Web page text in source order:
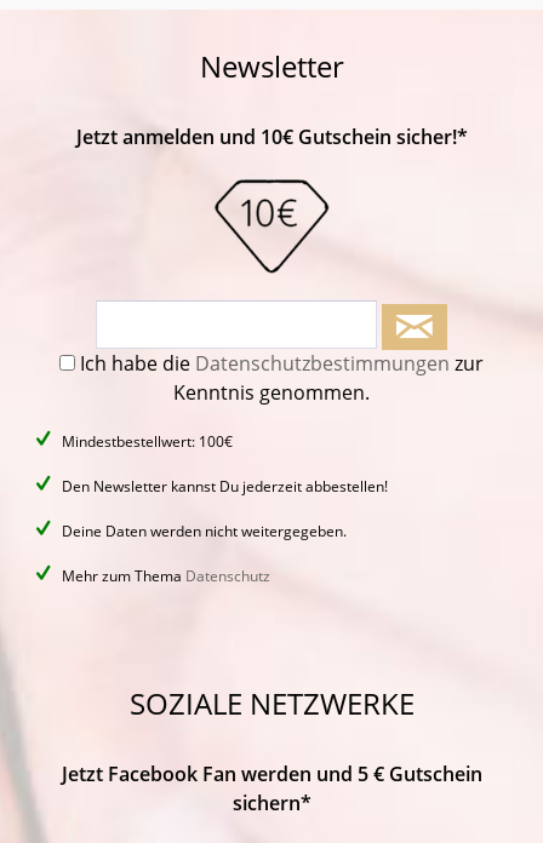
Newsletter
Jetzt anmelden und 10€ Gutschein sicher!*
Ich habe die Datenschutzbestimmungen zur
Kenntnis genommen.
Mindestbestellwert: 100€
Den Newsletter kannst Du jederzeit abbestellen!
Deine Daten werden nicht weitergegeben.
Mehr zum Thema Datenschutz
SOZIALE NETZWERKE
Jetzt Facebook Fan werden und 5 € Gutschein
sichern*